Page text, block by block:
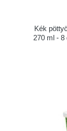
Kék
270 ml -